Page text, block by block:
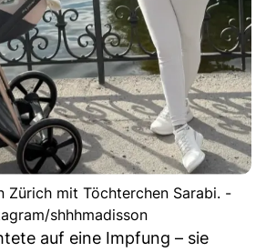
Zürich mit Töchterchen Sarabi. -
shhhmadisson
auf eine Impfung – sie